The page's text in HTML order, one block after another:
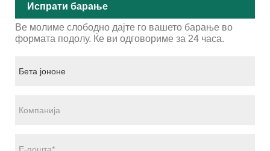
Испрати барање
Ве молиме слободно дајте го вашето барање во
формата подолу. Ќе ви одговориме за 24 часа.